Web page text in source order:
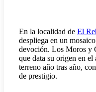
En la localidad de El
despliega en un
devoción. Los Moros y
que data su origen en
terreno año tras año,
de prestigio.